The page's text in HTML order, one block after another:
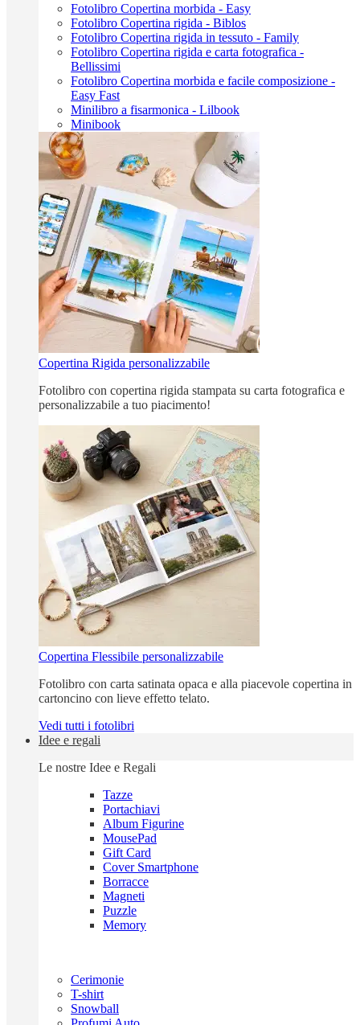
Fotolibro Copertina morbida - Easy
Fotolibro Copertina rigida - Biblos
Fotolibro Copertina rigida in tessuto - Family
Fotolibro Copertina rigida e carta fotografica -
Bellissimi
Fotolibro Copertina morbida e facile composizione -
Easy Fast
Minilibro a fisarmonica - Lilbook
Minibook
Copertina Rigida personalizzabile
Fotolibro con copertina rigida stampata su carta fotografica e
personalizzabile a tuo piacimento!
Copertina Flessibile personalizzabile
Fotolibro con carta satinata opaca e alla piacevole copertina in
cartoncino con lieve effetto telato.
Vedi tutti i fotolibri
Idee e regali
Le nostre Idee e Regali
Tazze
Portachiavi
Album Figurine
MousePad
Gift Card
Cover Smartphone
Borracce
Magneti
Puzzle
Memory
Cerimonie
T-shirt
Snowball